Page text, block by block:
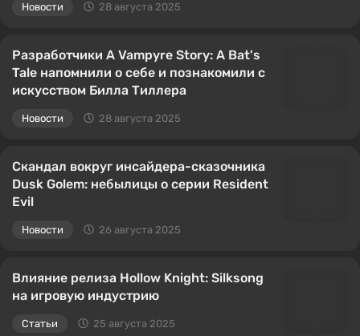
Новости 28 августа 2025
Разработчики A Vampyre Story: A Bat's
Tale напомнили о себе и познакомили с
искусством Билла Тиллера
Новости 28 августа 2025
Скандал вокруг инсайдера-сказочника
Dusk Golem: небылицы о серии Resident
Evil
Новости 26 августа 2025
Влияние релиза Hollow Knight: Silksong
на игровую индустрию
Статьи 25 августа 2025